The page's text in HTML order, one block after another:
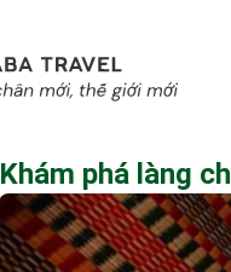
Khám phá làng